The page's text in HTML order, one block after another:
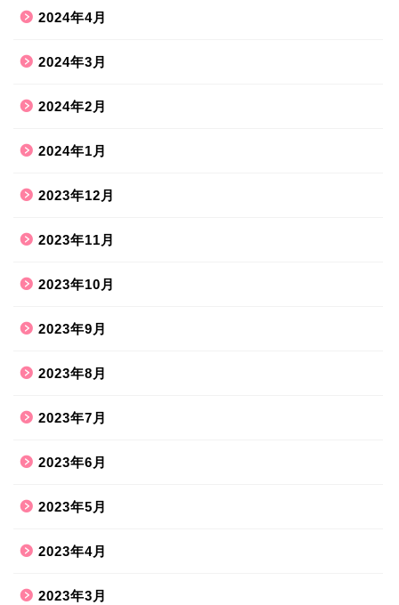
2024年4月
2024年3月
2024年2月
2024年1月
2023年12月
2023年11月
2023年10月
2023年9月
2023年8月
2023年7月
2023年6月
2023年5月
2023年4月
2023年3月